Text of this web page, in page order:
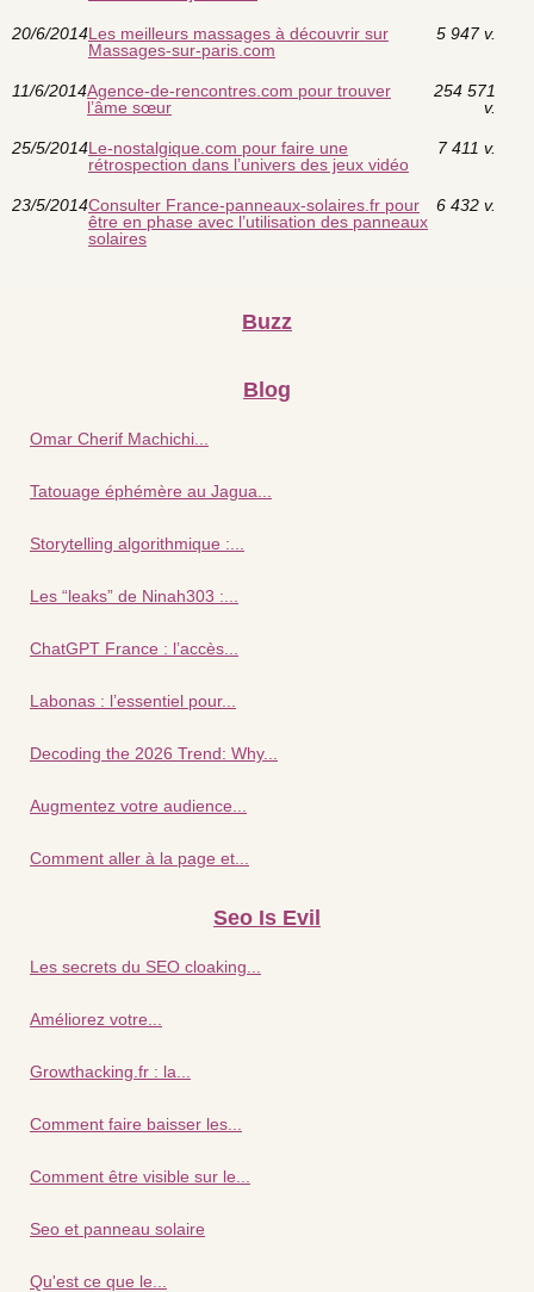
20/6/2014Les meilleurs massages à découvrir sur
Massages-sur-paris.com
5 947 v.
11/6/2014Agence-de-rencontres.com pour trouver
l’âme sœur
254 571
v.
25/5/2014Le-nostalgique.com pour faire une
rétrospection dans l’univers des jeux vidéo
7 411 v.
23/5/2014Consulter France-panneaux-solaires.fr pour
être en phase avec l’utilisation des panneaux
solaires
6 432 v.
Buzz
Blog
Omar Cherif Machichi...
Tatouage éphémère au Jagua...
Storytelling algorithmique :...
Les “leaks” de Ninah303 :...
ChatGPT France : l’accès...
Labonas : l’essentiel pour...
Decoding the 2026 Trend: Why...
Augmentez votre audience...
Comment aller à la page et...
Seo Is Evil
Les secrets du SEO cloaking...
Améliorez votre...
Growthacking.fr : la...
Comment faire baisser les...
Comment être visible sur le...
Seo et panneau solaire
Qu'est ce que le...